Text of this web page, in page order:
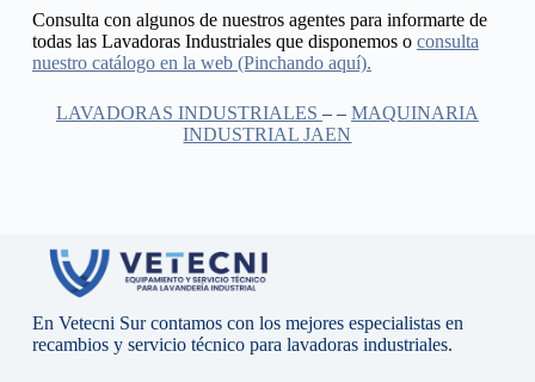
Consulta con algunos de nuestros agentes para informarte de
todas las Lavadoras Industriales que disponemos o consulta
nuestro catálogo en la web (Pinchando aquí).
LAVADORAS INDUSTRIALES – – MAQUINARIA
INDUSTRIALJAEN
En Vetecni Sur contamos con los mejores especialistas en
recambios y servicio técnico para lavadoras industriales.